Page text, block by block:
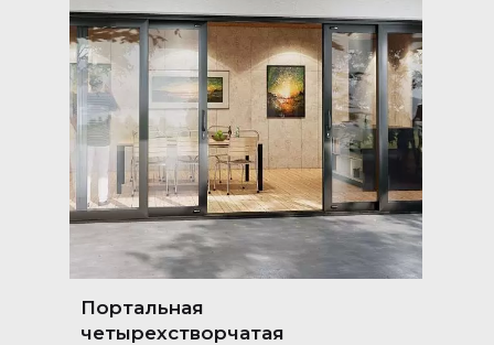
Портальная
четырехстворчатая